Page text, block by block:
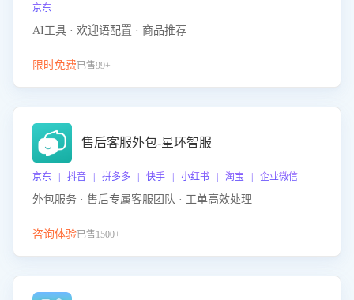
京东
AI工具 · 欢迎语配置 · 商品推荐
限时免费已售99+
售后客服外包-星环智服
京东 | 抖音 | 拼多多 | 快手 | 小红书 | 淘宝 | 企业微信
外包服务 · 售后专属客服团队 · 工单高效处理
咨询体验已售1500+